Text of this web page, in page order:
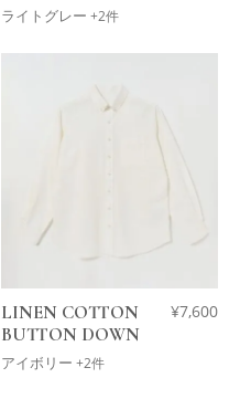
ライトグレー +2件
LINEN COTTON
BUTTON DOWN
アイボリー +2件
¥7,600